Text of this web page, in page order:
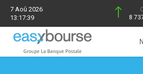
7 Aoû 2026
13:17:39
8